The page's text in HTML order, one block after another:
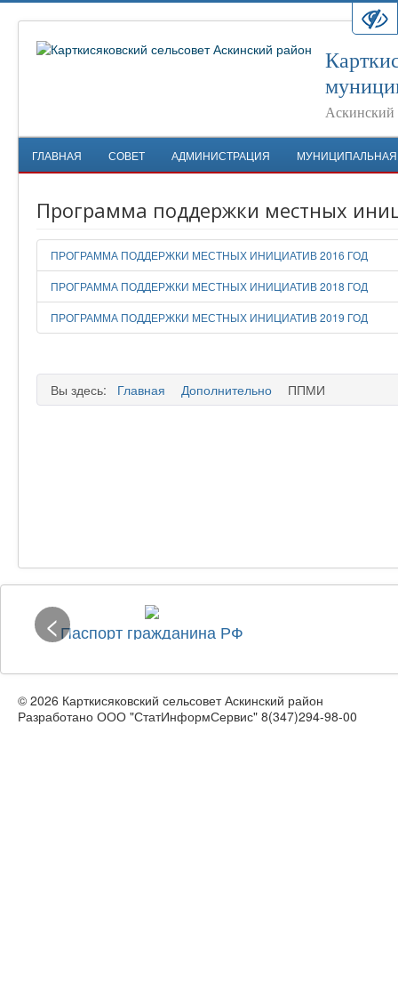
Аскинский
ГЛАВНАЯ СОВЕТ АДМИНИСТРАЦИЯ
Программа поддержки местных
ПРОГРАММА ПОДДЕРЖКИ МЕСТНЫХ ИНИЦИАТИВ 2016 ГОД
ПРОГРАММА ПОДДЕРЖКИ МЕСТНЫХ ИНИЦИАТИВ 2018 ГОД
ПРОГРАММА ПОДДЕРЖКИ МЕСТНЫХ ИНИЦИАТИВ 2019 ГОД
Вы здесь: Главная Дополнительно ППМИ
Паспорт гражданина РФ
<
© 2026 Карткисяковский сельсовет Аскинский район
Разработано ООО "СтатИнформСервис" 8(347)294-98-00